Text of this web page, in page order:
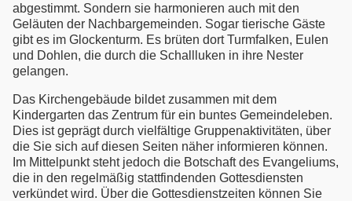
abgestimmt. Sondern sie harmonieren auch mit den
Geläuten der Nachbargemeinden. Sogar tierische Gäste
gibt es im Glockenturm. Es brüten dort Turmfalken, Eulen
und Dohlen, die durch die Schallluken in ihre Nester
gelangen.
Das Kirchengebäude bildet zusammen mit dem
Kindergarten das Zentrum für ein buntes Gemeindeleben.
Dies ist geprägt durch vielfältige Gruppenaktivitäten, über
die Sie sich auf diesen Seiten näher informieren können.
Im Mittelpunkt steht jedoch die Botschaft des Evangeliums,
die in den regelmäßig stattfindenden Gottesdiensten
verkündet wird. Über die Gottesdienstzeiten können Sie